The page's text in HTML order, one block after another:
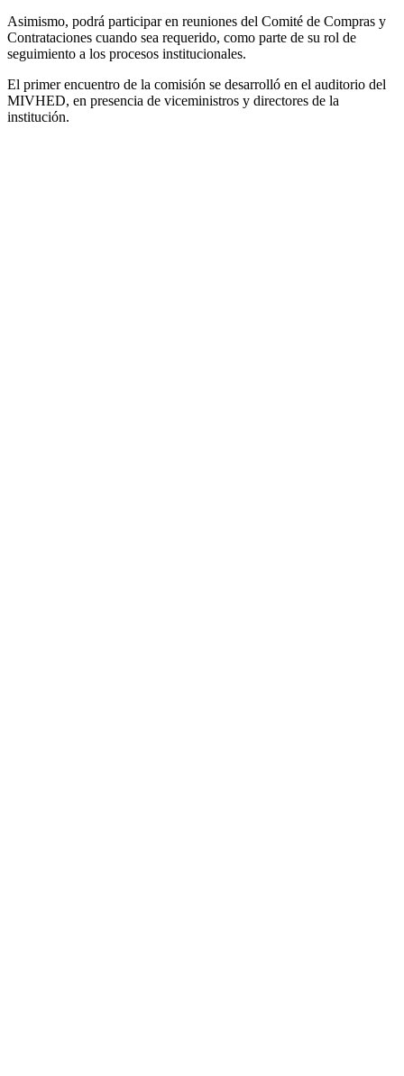
Asimismo, podrá participar en reuniones del Comité de Compras y
Contrataciones cuando sea requerido, como parte de su rol de
seguimiento a los procesos institucionales.
El primer encuentro de la comisión se desarrolló en el auditorio del
MIVHED, en presencia de viceministros y directores de la
institución.